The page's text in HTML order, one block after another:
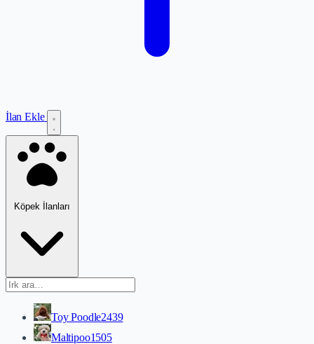
İlan Ekle
Köpek İlanları
Toy Poodle2439
Maltipoo1505